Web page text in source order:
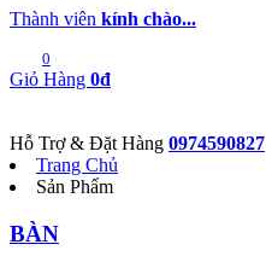
Thành viên kính chào...
0
Giỏ Hàng 0đ
Hỗ Trợ & Đặt Hàng 0974590827
Trang Chủ
Sản Phẩm
BÀN